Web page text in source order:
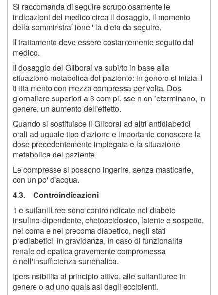
Si raccomanda di seguire scrupolosamente le
indicazioni del medico circa il dosaggio, il momento
della sommir;strar ione ' la dieta da seguire.
Il trattamento deve essere costantemente seguito dal
medico.
Il dosaggio del Gliboral va subi/to in base alla
situazione metabolica del paziente: in genere si inizia il
ti itta mento con mezza compressa per volta. Dosi
giornaliere superiori a 3 com pi. sse n on ’eterminano, in
genere, un aumento dell'effetto.
Quando si sostituisce il Gliboral ad altri antidiabetici
orali ad uguale tipo d'azione e importante conoscere la
dose precedentemente impiegata e la situazione
metabolica del paziente.
Le compresse si possono ingerire, senza masticarle,
con un po' d'acqua.
4.3. Controindicazioni
1 e suifanilLree sono controindicate nel diabete
insulino-dipendente, chetoacidosico, latente e sospetto,
nel coma e nel precoma diabetico, negli stati
prediabetici, in gravidanza, in caso di funzionalita
renale od epatica gravemente compromessa
e nell'insufficienza surrenalica.
Ipers nsibilita al principio attivo, alle sulfaniluree in
genere o ad uno qualsiasi degli eccipienti.